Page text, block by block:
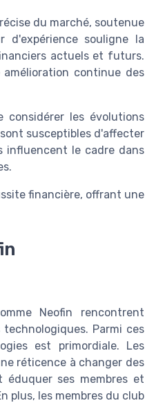
du marché, soutenue
d'expérience souligne la
actuels et futurs.
continue des
considérer les évolutions
susceptibles d'affecter
influencent le cadre dans
financière, offrant une
Neofin rencontrent
Parmi ces
est primordiale. Les
réticence à changer des
ses membres et
plus, les membres du club